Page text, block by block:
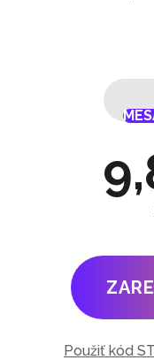
Použiť kód